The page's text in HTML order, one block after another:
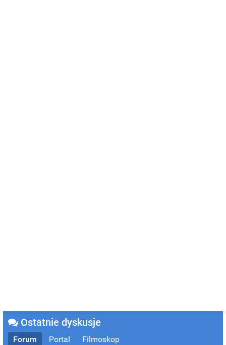
Ostatnie dyskusje
Forum Portal Filmoskop